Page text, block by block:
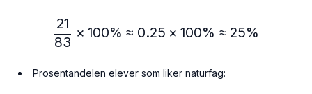
\frac{21}{83} × 100\% ≈
83
21
× 100% ≈ 0.25 × 100% ≈ 25%
Prosentandelen elever som liker naturfag: